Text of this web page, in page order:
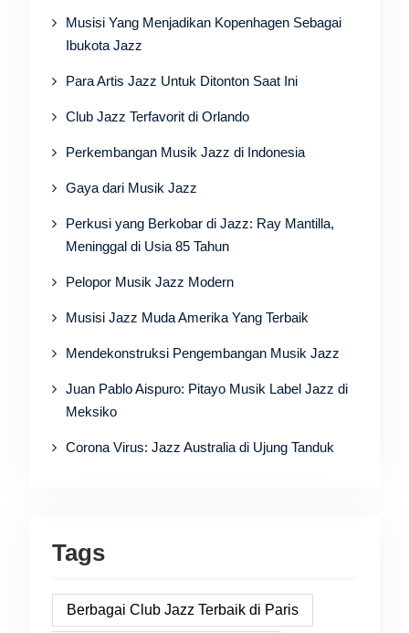
Musisi Yang Menjadikan Kopenhagen Sebagai
Ibukota Jazz
Para Artis Jazz Untuk Ditonton Saat Ini
Club Jazz Terfavorit di Orlando
Perkembangan Musik Jazz di Indonesia
Gaya dari Musik Jazz
Perkusi yang Berkobar di Jazz: Ray Mantilla,
Meninggal di Usia 85 Tahun
Pelopor Musik Jazz Modern
Musisi Jazz Muda Amerika Yang Terbaik
Mendekonstruksi Pengembangan Musik Jazz
Juan Pablo Aispuro: Pitayo Musik Label Jazz di
Meksiko
Corona Virus: Jazz Australia di Ujung Tanduk
Tags
Berbagai Club Jazz Terbaik di Paris